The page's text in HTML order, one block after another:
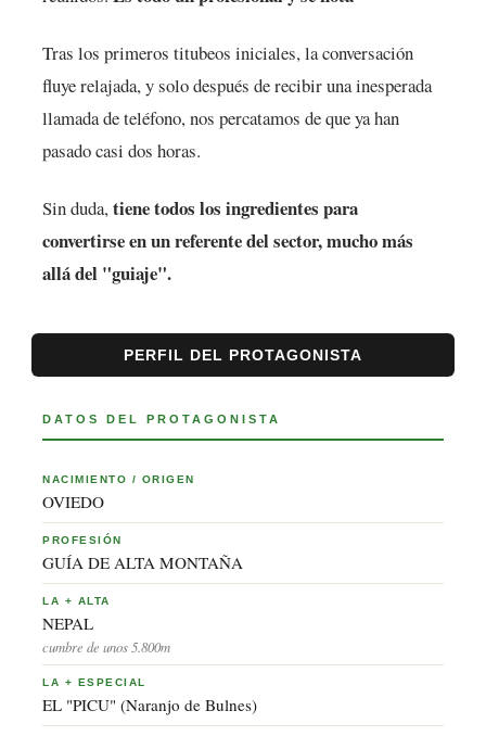
Tras los primeros titubeos iniciales, la conversación
fluye relajada, y solo después de recibir una inesperada
llamada de teléfono, nos percatamos de que ya han
pasado casi dos horas.
Sin duda,tiene todos los ingredientes para
convertirse en un referente del sector, mucho más
allá del "guiaje".
PERFIL DEL PROTAGONISTA
DATOS DEL PROTAGONISTA
NACIMIENTO / ORIGEN
OVIEDO
PROFESIÓN
GUÍA DE ALTA MONTAÑA
LA + ALTA
NEPAL
cumbre de unos 5.800m
LA + ESPECIAL
EL "PICU" (Naranjo de Bulnes)